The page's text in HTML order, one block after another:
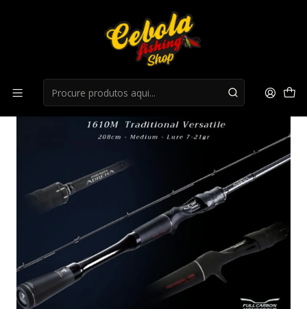
Canas Casting
Cana Shimano Adrena Casting 1610M 2,08m 6'10" 7-21g
1+1pc